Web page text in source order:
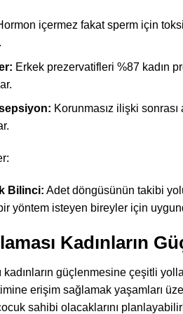
içermez fakat sperm için
Erkek prezervatifleri %87 kadın
Korunmasız ilişki
Bilinci: Adet döngüsünün takibi
yöntem isteyen bireyler için
Kadınların
kadınların güçlenmesine çeşitli
erişim sağlamak yaşamları
sahibi olacaklarını